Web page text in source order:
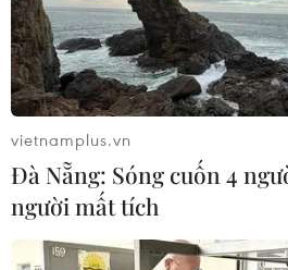
vietnamplus.vn
Đà Nẵng: Sóng cuốn 4
người mất tích